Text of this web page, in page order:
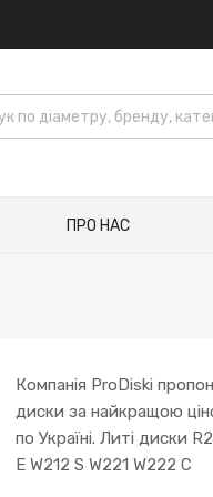
ПРО НАС
Компанія ProDiski
диски за найкращою
по Україні. Литі диски
E W212 S W221 W222 C